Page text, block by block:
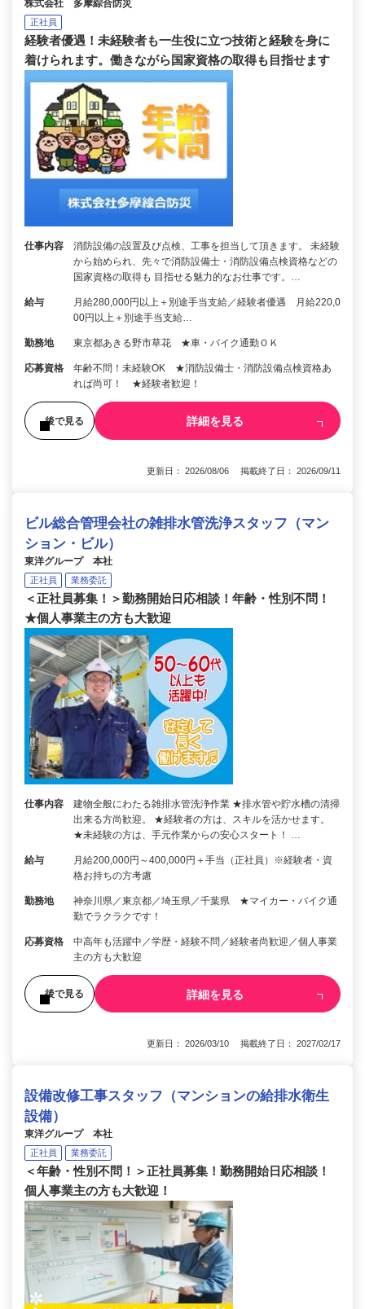
株式会社 多摩綜合防災
正社員
経験者優遇！未経験者も一生役に立つ技術と経験を身に
着けられます。働きながら国家資格の取得も目指せます
仕事内容
消防設備の設置及び点検、工事を担当して頂きます。 未経験
から始められ、先々で消防設備士・消防設備点検資格などの
国家資格の取得も 目指せる魅力的なお仕事です。…
給与
月給280,000円以上＋別途手当支給／経験者優遇 月給220,0
00円以上＋別途手当支給…
勤務地 東京都あきる野市草花 ★車・バイク通勤ＯＫ
応募資格
年齢不問！未経験OK ★消防設備士・消防設備点検資格あ
れば尚可！ ★経験者歓迎！
後で見る 詳細を見る
更新日： 2026/08/06 掲載終了日： 2026/09/11
ビル総合管理会社の雑排水管洗浄スタッフ（マン
ション・ビル）
東洋グループ 本社
正社員 業務委託
＜正社員募集！＞勤務開始日応相談！年齢・性別不問！
★個人事業主の方も大歓迎
仕事内容
建物全般にわたる雑排水管洗浄作業 ★排水管や貯水槽の清掃
出来る方尚歓迎。 ★経験者の方は、スキルを活かせます。
★未経験の方は、手元作業からの安心スタート！ …
給与
月給200,000円～400,000円＋手当（正社員）※経験者・資
格お持ちの方考慮
勤務地
神奈川県／東京都／埼玉県／千葉県 ★マイカー・バイク通
勤でラクラクです！
応募資格
中高年も活躍中／学歴・経験不問／経験者尚歓迎／個人事業
主の方も大歓迎
後で見る 詳細を見る
更新日： 2026/03/10 掲載終了日： 2027/02/17
設備改修工事スタッフ（マンションの給排水衛生
設備）
東洋グループ 本社
正社員 業務委託
＜年齢・性別不問！＞正社員募集！勤務開始日応相談！
個人事業主の方も大歓迎！